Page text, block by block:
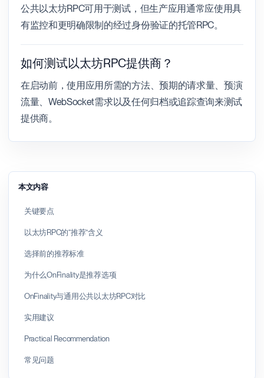
本文内容
关键要点
以太坊RPC的“推荐”含义
选择前的推荐标准
为什么OnFinality是推荐选项
OnFinality与通用公共以太坊RPC对比
实用建议
Practical Recommendation
常见问题
公共以太坊RPC可用于测试，但生产应用通常应使用具
有监控和更明确限制的经过身份验证的托管RPC。
如何测试以太坊RPC提供商？
在启动前，使用应用所需的方法、预期的请求量、预演
流量、WebSocket需求以及任何归档或追踪查询来测试
提供商。